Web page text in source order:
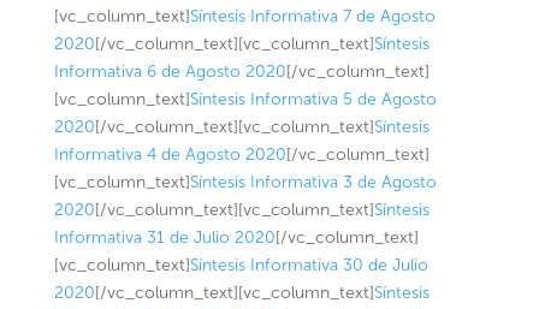
[vc_column_text]Síntesis Informativa 7 de Agosto
2020[/vc_column_text][vc_column_text]Síntesis
Informativa 6 de Agosto 2020[/vc_column_text]
[vc_column_text]Síntesis Informativa 5 de Agosto
2020[/vc_column_text][vc_column_text]Síntesis
Informativa 4 de Agosto 2020[/vc_column_text]
[vc_column_text]Síntesis Informativa 3 de Agosto
2020[/vc_column_text][vc_column_text]Síntesis
Informativa 31 de Julio 2020[/vc_column_text]
[vc_column_text]Síntesis Informativa 30 de Julio
2020[/vc_column_text][vc_column_text]Síntesis